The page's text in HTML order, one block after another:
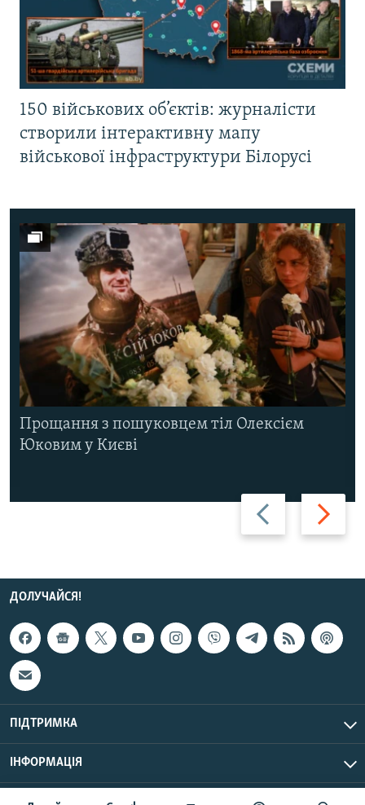
150 військових об’єктів: журналісти
створили інтерактивну мапу
військової інфраструктури Білорусі
Назад Вперед
Прощання з пошуковцем тіл Олексієм
Юковим у Києві
ДОЛУЧАЙСЯ!
ПІДТРИМКА
ІНФОРМАЦІЯ